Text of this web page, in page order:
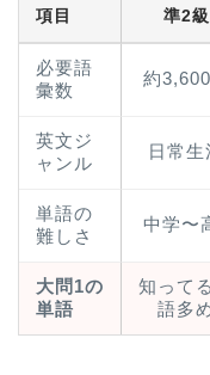
項目 準2級
必要語
彙数
約
英文ジ
ャンル
日常生
単語の
難しさ
中学〜
大問1の
単語
知って
語多